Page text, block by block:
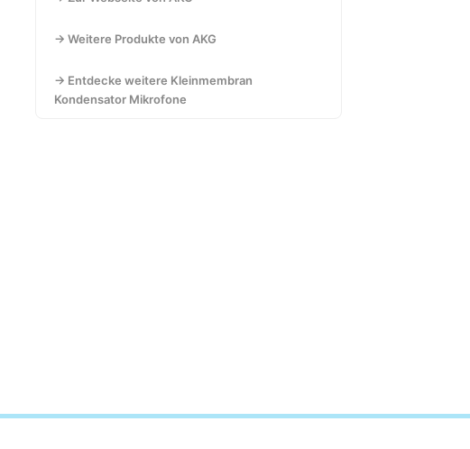
→ Weitere Produkte von AKG
→ Entdecke weitere Kleinmembran
Kondensator Mikrofone